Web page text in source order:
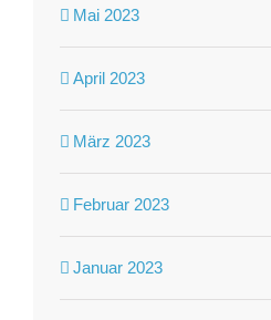
Mai 2023
April 2023
März 2023
Februar 2023
Januar 2023